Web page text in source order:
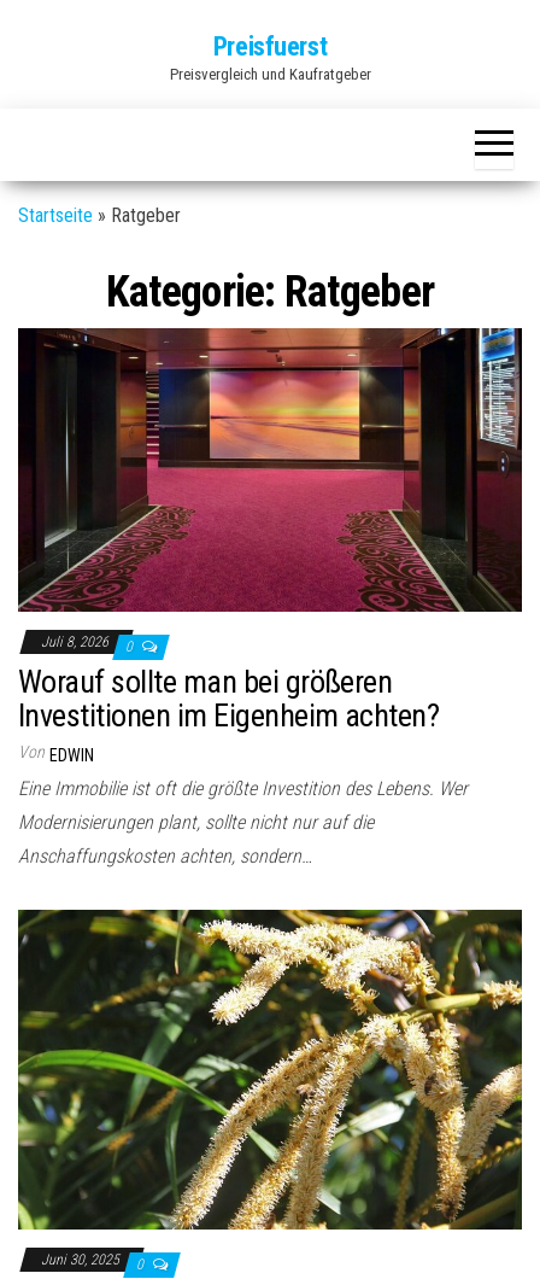
Preisfuerst
Preisvergleich und Kaufratgeber
Startseite » Ratgeber
Kategorie: Ratgeber
Juli 8, 2026 0
Worauf sollte man bei größeren
Investitionen im Eigenheim achten?
Von EDWIN
Eine Immobilie ist oft die größte Investition des Lebens. Wer
Modernisierungen plant, sollte nicht nur auf die
Anschaffungskosten achten, sondern…
Juni 30, 2025 0